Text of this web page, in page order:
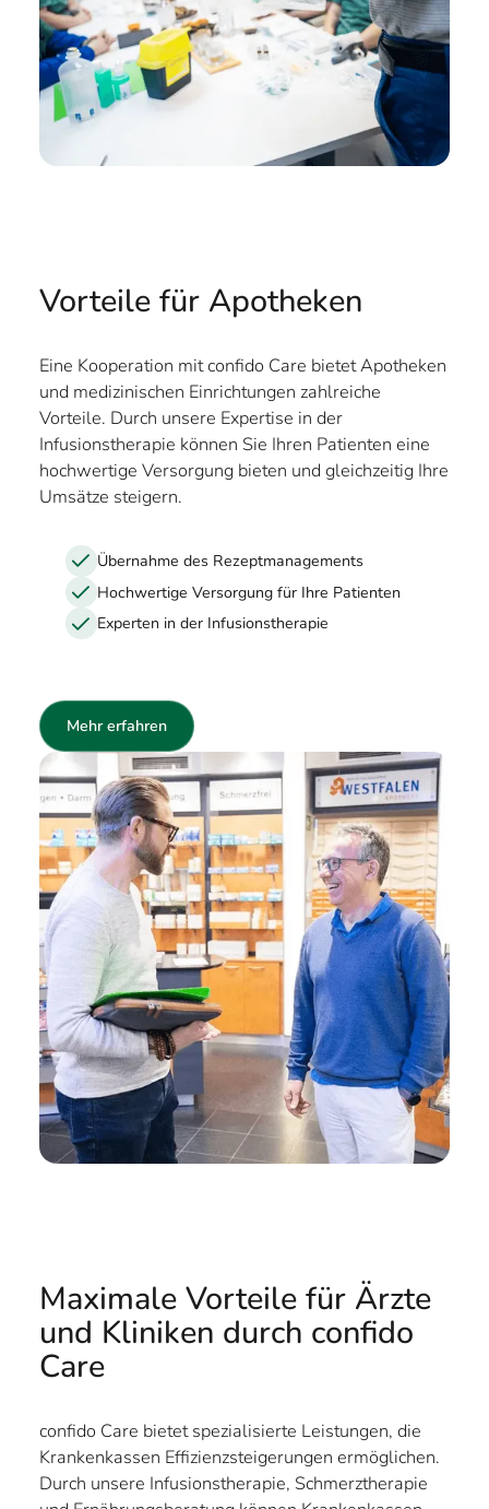
Vorteile für Apotheken
Eine Kooperation mit confido Care bietet Apotheken
und medizinischen Einrichtungen zahlreiche
Vorteile. Durch unsere Expertise in der
Infusionstherapie können Sie Ihren Patienten eine
hochwertige Versorgung bieten und gleichzeitig Ihre
Umsätze steigern.
Übernahme des Rezeptmanagements
Hochwertige Versorgung für Ihre Patienten
Experten in der Infusionstherapie
Mehr erfahren
Maximale Vorteile für Ärzte
und Kliniken durch confido
Care
confido Care bietet spezialisierte Leistungen, die
Krankenkassen Effizienzsteigerungen ermöglichen.
Durch unsere Infusionstherapie, Schmerztherapie